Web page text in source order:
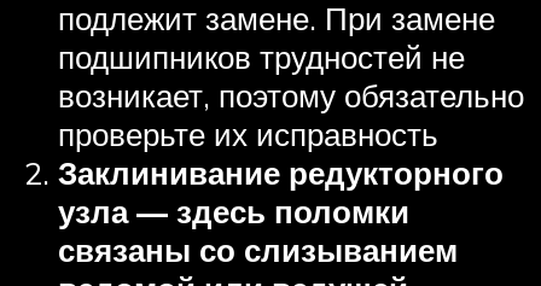
подлежит замене. При замене
подшипников трудностей не
возникает, поэтому обязательно
проверьте их исправность
Заклинивание редукторного
узла — здесь поломки
связаны со слизыванием